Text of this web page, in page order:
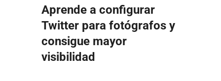
Aprende a configurar
Twitter para fotógrafos y
consigue mayor
visibilidad